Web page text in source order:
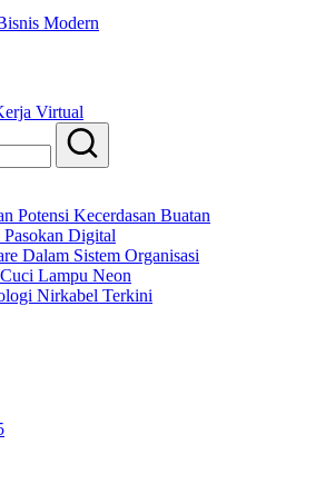
Modern
Virtual
Potensi Kecerdasan Buatan
Digital
Dalam Sistem Organisasi
Lampu Neon
Nirkabel Terkini